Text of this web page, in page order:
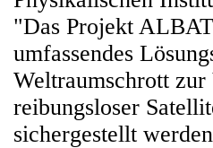
"Das Projekt
umfassendes
Weltraumschrott zur
reibungsloser
sichergestellt